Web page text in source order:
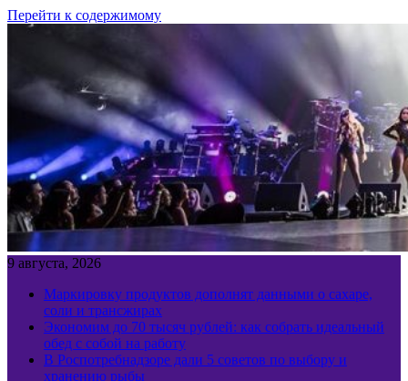
Перейти к содержимому
9 августа, 2026
Маркировку продуктов дополнят данными о сахаре,
соли и трансжирах
Экономим до 70 тысяч рублей: как собрать идеальный
обед с собой на работу
В Роспотребнадзоре дали 5 советов по выбору и
хранению рыбы